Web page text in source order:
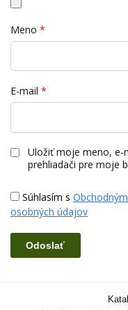
Meno *
E-mail *
Uložiť moje meno, e-
prehliadači pre moje
Súhlasím s
osobných údajov